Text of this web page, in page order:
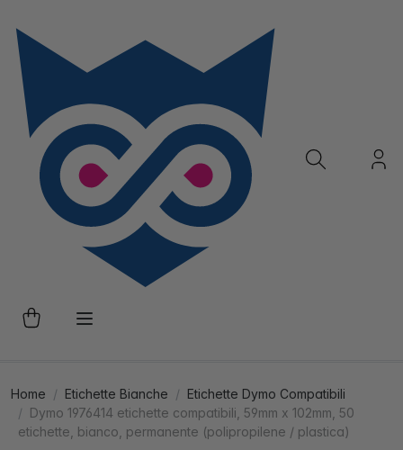
Home Etichette Bianche
Etichette Dymo Compatibili
Dymo 1976414 etichette compatibili, 59mm x 102mm, 50
etichette, bianco, permanente (polipropilene / plastica)